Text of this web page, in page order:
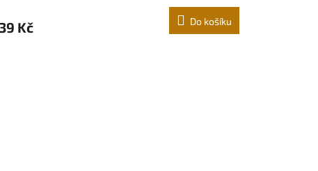
Kč Do košíku